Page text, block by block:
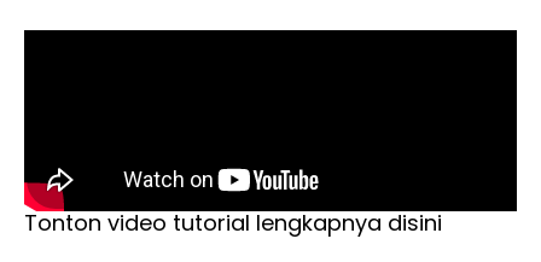
Tonton video tutorial lengkapnya disini